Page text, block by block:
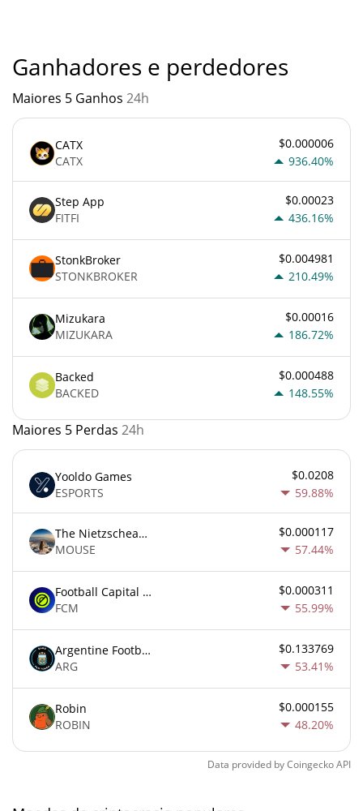
Ganhadores e perdedores
Maiores 5 Ganhos 24h
CATX
CATX
$0.000006
936.40%
Step App
FITFI
$0.00023
436.16%
StonkBroker
STONKBROKER
$0.004981
210.49%
Mizukara
MIZUKARA
$0.00016
186.72%
Backed
BACKED
$0.000488
148.55%
Maiores 5 Perdas 24h
Yooldo Games
ESPORTS
$0.0208
59.88%
The Nietzschean Mouse
MOUSE
$0.000117
57.44%
Football Capital Markets
FCM
$0.000311
55.99%
Argentine Football Association Fan Token
ARG
$0.133769
53.41%
Robin
ROBIN
$0.000155
48.20%
Data provided byCoingeckoAPI